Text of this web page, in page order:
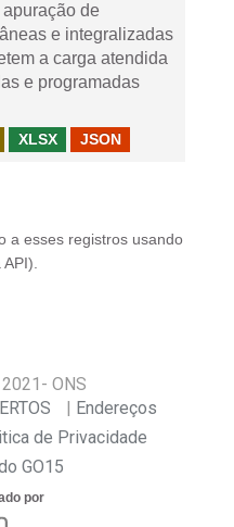
de
e integralizadas
a carga atendida
e programadas
XLSX JSON
a esses registros usando
).
2021 - ONS
Endereços
de Privacidade
GO15
por